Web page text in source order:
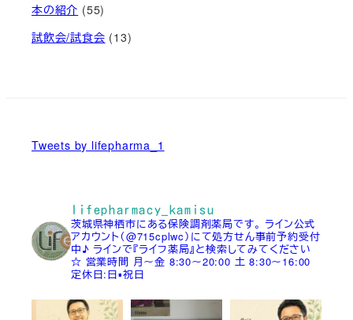
本の紹介 (55)
試飲会/試食会 (13)
Tweets by lifepharma_1
lifepharmacy_kamisu
茨城県神栖市にある保険調剤薬局です。 ライン公式
アカウント（@715cplwc）にて処方せん事前予約受付
中♪ ラインで『ライフ薬局』と検索してみてください
☆ 営業時間 月～金 8:30～20:00 土 8:30～16:00
定休日:日▪祝日